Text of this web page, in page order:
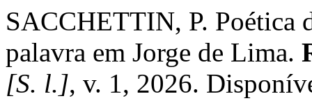
SACCHETTIN, P. Poética
palavra em Jorge de Lima.
[S. l.], v. 1, 2026.